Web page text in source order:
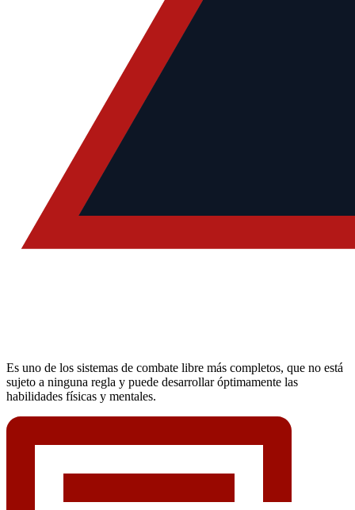
Es uno de los sistemas de combate libre más completos, que no está
sujeto a ninguna regla y puede desarrollar óptimamente las
habilidades físicas y mentales.